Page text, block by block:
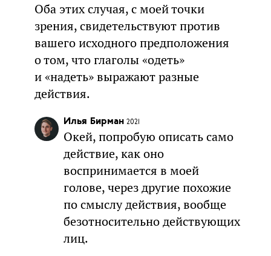
Оба этих случая, с моей точки
зрения, свидетельствуют против
вашего исходного предположения
о том, что глаголы «одеть»
и «надеть» выражают разные
действия.
Илья Бирман 2021
Окей, попробую описать само
действие, как оно
воспринимается в моей
голове, через другие похожие
по смыслу действия, вообще
безотносительно действующих
лиц.